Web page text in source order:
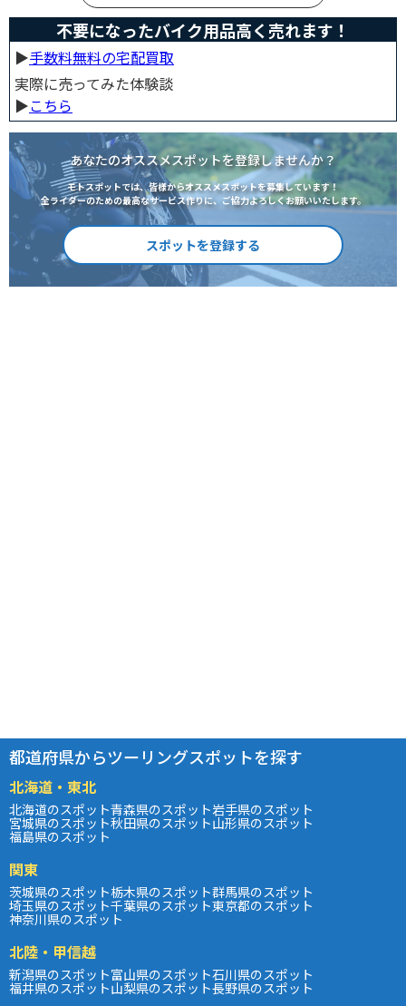
不要になったバイク用品高く売れます！
▶︎手数料無料の宅配買取
実際に売ってみた体験談
▶︎こちら
あなたのオススメスポットを登録しませんか？
モトスポットでは、皆様からオススメスポットを募集しています！
全ライダーのための最高なサービス作りに、ご協力よろしくお願いいたします。
スポットを登録する
都道府県からツーリングスポットを探す
北海道・東北
北海道のスポット青森県のスポット岩手県のスポット
宮城県のスポット秋田県のスポット山形県のスポット
福島県のスポット
関東
茨城県のスポット栃木県のスポット群馬県のスポット
埼玉県のスポット千葉県のスポット東京都のスポット
神奈川県のスポット
北陸・甲信越
新潟県のスポット富山県のスポット石川県のスポット
福井県のスポット山梨県のスポット長野県のスポット